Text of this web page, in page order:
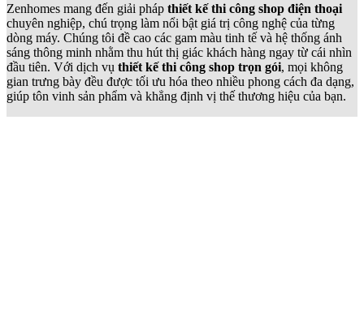
Zenhomes mang đến giải pháp thiết kế thi công shop điện thoại
chuyên nghiệp, chú trọng làm nổi bật giá trị công nghệ của từng
dòng máy. Chúng tôi đề cao các gam màu tinh tế và hệ thống ánh
sáng thông minh nhằm thu hút thị giác khách hàng ngay từ cái nhìn
đầu tiên. Với dịch vụ thiết kế thi công shop trọn gói, mọi không
gian trưng bày đều được tối ưu hóa theo nhiều phong cách đa dạng,
giúp tôn vinh sản phẩm và khẳng định vị thế thương hiệu của bạn.